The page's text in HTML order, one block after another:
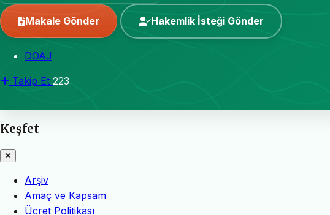
Makale Gönder Hakemlik İsteği Gönder
DOAJ
Takip Et 223
Keşfet
Arşiv
Amaç ve Kapsam
Ücret Politikası